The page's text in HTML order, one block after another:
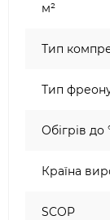
м²
Тип
Тип
Обігрів до
Країна
SCOP